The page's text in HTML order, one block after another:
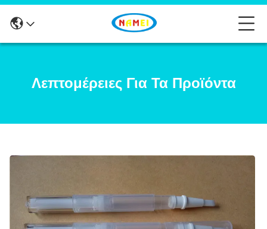
Λεπτομέρειες Για Τα Προϊόντα